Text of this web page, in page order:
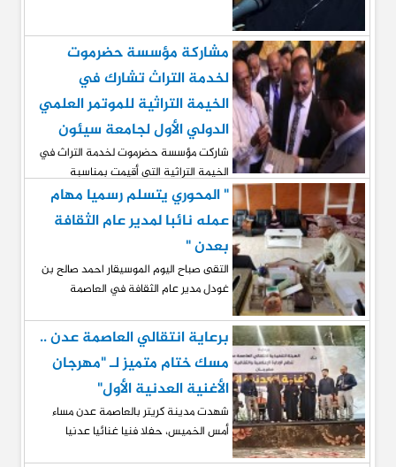
مشاركة مؤسسة حضرموت
لخدمة التراث تشارك في
الخيمة التراثية للموتمر العلمي
الدولي الأول لجامعة سيئون
شاركت مؤسسة حضرموت لخدمة التراث في
الخيمة التراثية التي أقيمت بمناسبة
" المحوري يتسلم رسميا مهام
عمله نائبا لمدير عام الثقافة
بعدن "
التقى صباح اليوم الموسيقار احمد صالح بن
غودل مدير عام الثقافة في العاصمة
برعاية انتقالي العاصمة عدن ..
مسك ختام متميز لـ "مهرجان
الأغنية العدنية الأول"
شهدت مدينة كريتر بالعاصمة عدن مساء
أمس الخميس، حفلا فنيا غنائيا عدنيا